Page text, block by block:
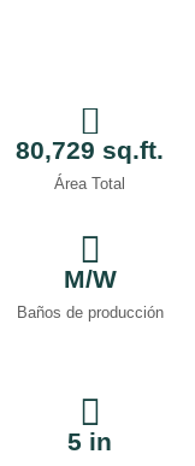
80,729 sq.ft.
Área Total
M/W
Baños de producción
5 in